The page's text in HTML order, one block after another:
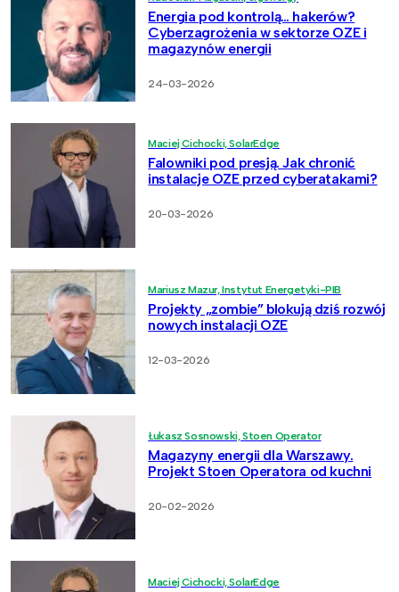
Energia pod kontrolą… hakerów?
Cyberzagrożenia w sektorze OZE i
magazynów energii
24-03-2026
Maciej Cichocki, SolarEdge
Falowniki pod presją. Jak chronić
instalacje OZE przed cyberatakami?
20-03-2026
Mariusz Mazur, Instytut Energetyki-PIB
Projekty „zombie” blokują dziś rozwój
nowych instalacji OZE
12-03-2026
Łukasz Sosnowski, Stoen Operator
Magazyny energii dla Warszawy.
Projekt Stoen Operatora od kuchni
20-02-2026
Maciej Cichocki, SolarEdge